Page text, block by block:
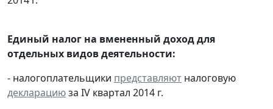
Единый налог на вмененный доход для
отдельных видов деятельности:
- налогоплательщики представляют налоговую
декларациюза IV квартал 2014 г.